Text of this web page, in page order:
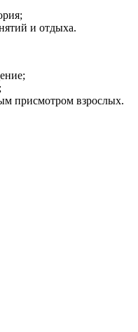
и отдыха.
присмотром взрослых.